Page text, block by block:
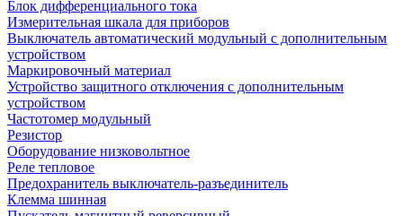
Блок дифференциального тока
Измерительная шкала для приборов
Выключатель автоматический модульный с дополнительным
устройством
Маркировочный материал
Устройство защитного отключения с дополнительным
устройством
Частотомер модульный
Резистор
Оборудование низковольтное
Реле тепловое
Предохранитель выключатель-разъединитель
Клемма шинная